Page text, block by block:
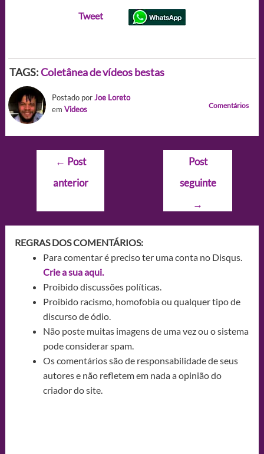
Tweet
TAGS:Coletânea de vídeos bestas
Postado porJoe Loreto
em Videos Comentários
Navegação
Post
← Post
anterior
Post
seguinte
→
REGRAS DOS COMENTÁRIOS:
Para comentar é preciso ter uma conta no Disqus.
Crie a sua aqui.
Proibido discussões políticas.
Proibido racismo, homofobia ou qualquer tipo de
discurso de ódio.
Não poste muitas imagens de uma vez ou o sistema
pode considerar spam.
Os comentários são de responsabilidade de seus
autores e não refletem em nada a opinião do
criador do site.